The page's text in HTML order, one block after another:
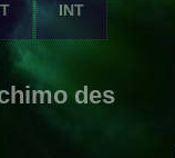
INT
des